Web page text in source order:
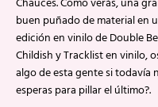
buen puñado de material en
edición en vinilo de Double
Childish y Tracklist en
algo de esta gente si todavía
esperas para pillar el último?.